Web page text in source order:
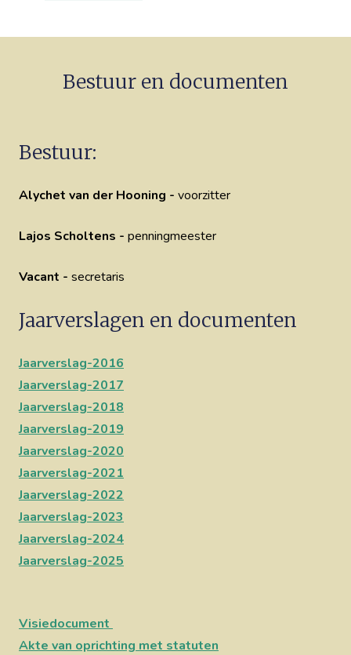
Bestuur en documenten
Bestuur:
Alychet van der Hooning - voorzitter
Lajos Scholtens - penningmeester
Vacant - secretaris
Jaarverslagen en documenten
Jaarverslag-2016
Jaarverslag-2017
Jaarverslag-2018
Jaarverslag-2019
Jaarverslag-2020
Jaarverslag-2021
Jaarverslag-2022
Jaarverslag-2023
Jaarverslag-2024
Jaarverslag-2025
Visiedocument
Akte van oprichting met statuten